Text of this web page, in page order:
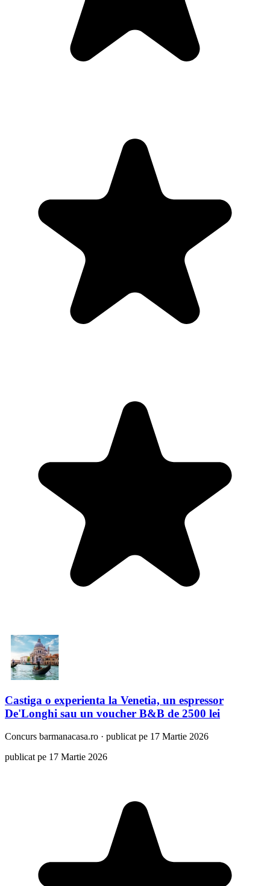
Castiga o experienta la Venetia, un espressor
De'Longhi sau un voucher B&B de 2500 lei
Concurs barmanacasa.ro · publicat pe 17 Martie 2026
publicat pe 17 Martie 2026